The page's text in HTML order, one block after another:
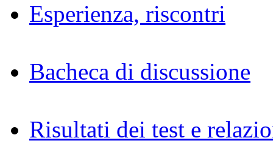
Esperienza, riscontri
Bacheca di discussione
Risultati dei test e